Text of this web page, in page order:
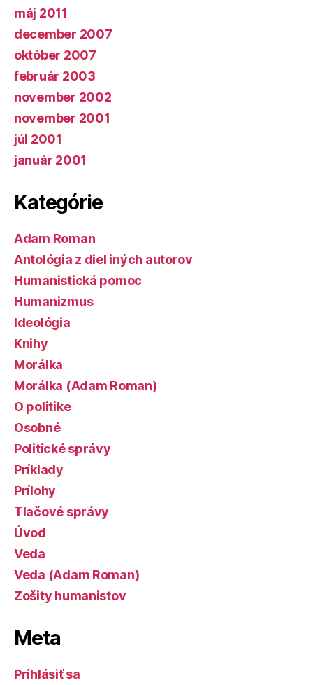
máj 2011
december 2007
október 2007
február 2003
november 2002
november 2001
júl 2001
január 2001
Kategórie
Adam Roman
Antológia z diel iných autorov
Humanistická pomoc
Humanizmus
Ideológia
Knihy
Morálka
Morálka (Adam Roman)
O politike
Osobné
Politické správy
Príklady
Prílohy
Tlačové správy
Úvod
Veda
Veda (Adam Roman)
Zošity humanistov
Meta
Prihlásiť sa